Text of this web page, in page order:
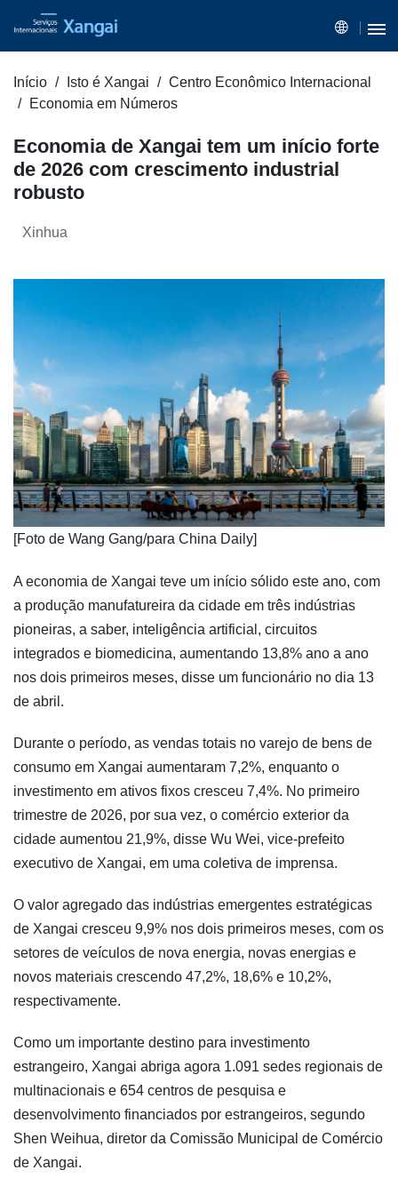
Início Isto é Xangai
Centro Econômico Internacional
Economia em Números
Economia de Xangai tem um início forte
de 2026 com crescimento industrial
robusto
Xinhua
​[Foto de Wang Gang/para China Daily]
A economia de Xangai teve um início sólido este ano, com
a produção manufatureira da cidade em três indústrias
pioneiras, a saber, inteligência artificial, circuitos
integrados e biomedicina, aumentando 13,8% ano a ano
nos dois primeiros meses, disse um funcionário no dia 13
de abril.
Durante o período, as vendas totais no varejo de bens de
consumo em Xangai aumentaram 7,2%, enquanto o
investimento em ativos fixos cresceu 7,4%. No primeiro
trimestre de 2026, por sua vez, o comércio exterior da
cidade aumentou 21,9%, disse Wu Wei, vice-prefeito
executivo de Xangai, em uma coletiva de imprensa.
O valor agregado das indústrias emergentes estratégicas
de Xangai cresceu 9,9% nos dois primeiros meses, com os
setores de veículos de nova energia, novas energias e
novos materiais crescendo 47,2%, 18,6% e 10,2%,
respectivamente.
Como um importante destino para investimento
estrangeiro, Xangai abriga agora 1.091 sedes regionais de
multinacionais e 654 centros de pesquisa e
desenvolvimento financiados por estrangeiros, segundo
Shen Weihua, diretor da Comissão Municipal de Comércio
de Xangai.